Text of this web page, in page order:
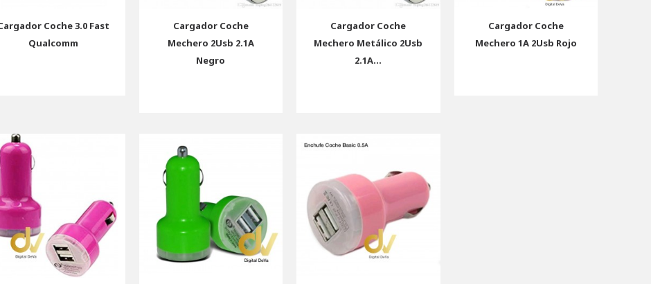
Coche 3.0 Fast
Qualcomm
Cargador Coche
Mechero 2Usb 2.1A
Negro
Cargador Coche
Mechero Metálico 2Usb
2.1A...
Cargador Coche
Mechero 1A 2Usb Rojo